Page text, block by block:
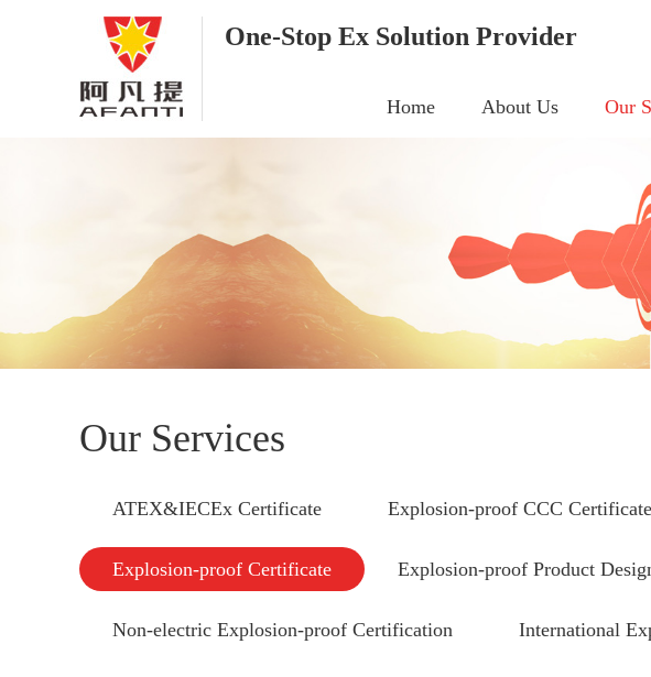
One-Stop Ex Solution Provider
Home About Us Our
Our Services
ATEX&IECEx Certificate Explosion-proof CCC Certificate
Explosion-proof Certificate Explosion-proof Product
Non-electric Explosion-proof Certification International